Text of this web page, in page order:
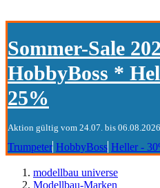
Sommer-Sale
HobbyBoss *
25%
Aktion gültig vom 24.07. bis 06.08.2026
Trumpeter HobbyBoss Heller -
modellbau universe
Modellbau-Marken